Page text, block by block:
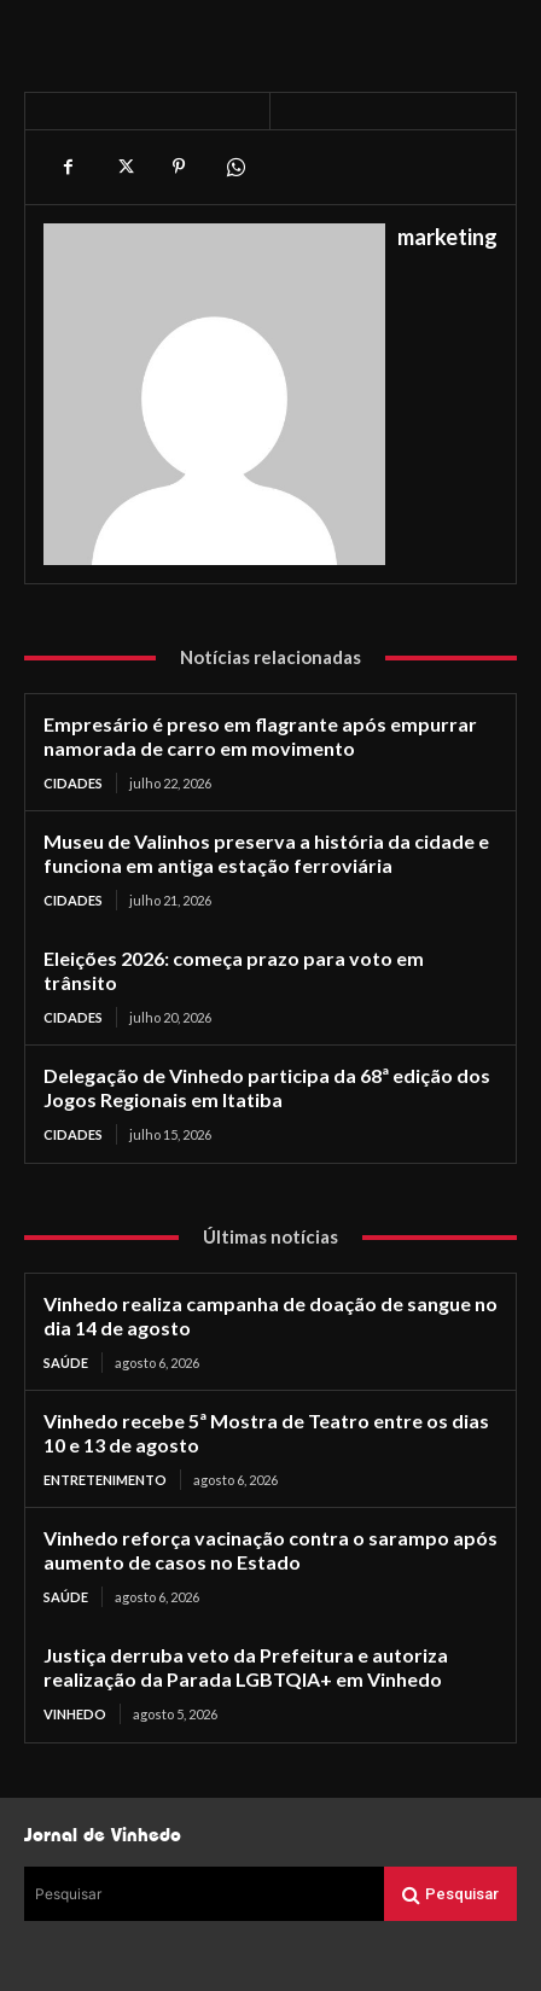
marketing
Notícias relacionadas
Empresário é preso em flagrante após empurrar
namorada de carro em movimento
CIDADES julho 22, 2026
Museu de Valinhos preserva a história da cidade e
funciona em antiga estação ferroviária
CIDADES julho 21, 2026
Eleições 2026: começa prazo para voto em
trânsito
CIDADES julho 20, 2026
Delegação de Vinhedo participa da 68ª edição dos
Jogos Regionais em Itatiba
CIDADES julho 15, 2026
Últimas notícias
Vinhedo realiza campanha de doação de sangue no
dia 14 de agosto
SAÚDE agosto 6, 2026
Vinhedo recebe 5ª Mostra de Teatro entre os dias
10 e 13 de agosto
ENTRETENIMENTO agosto 6, 2026
Vinhedo reforça vacinação contra o sarampo após
aumento de casos no Estado
SAÚDE agosto 6, 2026
Justiça derruba veto da Prefeitura e autoriza
realização da Parada LGBTQIA+ em Vinhedo
VINHEDO agosto 5, 2026
Jornal de Vinhedo
Pesquisar Pesquisar